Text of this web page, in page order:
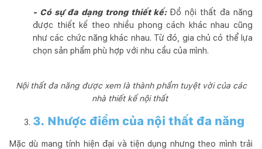
- Có sự đa dạng trong thiết kế: Đồ nội thất đa năng
được thiết kế theo nhiều phong cách khác nhau cũng
như các chức năng khác nhau. Từ đó, gia chủ có thể lựa
chọn sản phẩm phù hợp với nhu cầu của mình.
Nội thất đa năng được xem là thành phẩm tuyệt vời của các
nhà thiết kế nội thất
3. Nhược điểm của nội thất đa năng
Mặc dù mang tính hiện đại và tiện dụng nhưng theo mình trải